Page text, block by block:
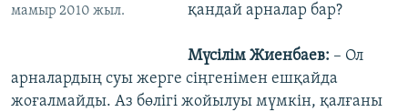
мамыр 2010 жыл.
қандай арналар бар?
Мүсілім Жиенбаев: – Ол
арналардың суы жерге сіңгенімен ешқайда
жоғалмайды. Аз бөлігі жойылуы мүмкін, қалғаны